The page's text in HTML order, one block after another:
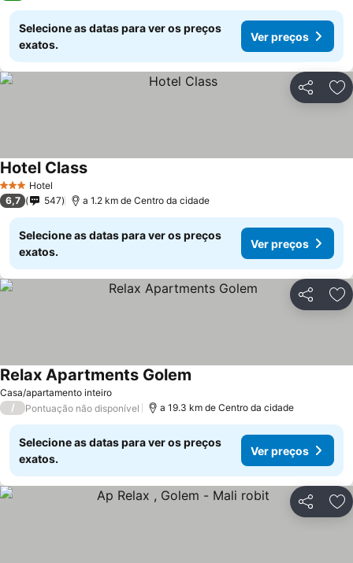
Selecione as datas para ver os preços
exatos.
Ver preços
Partilhar
3 EstrelasHotel
Hotel Class
6,7 547 a 1.2 km de Centro da cidade
Selecione as datas para ver os preços
exatos.
Ver preços
Partilhar
Casa/apartamento inteiro
Relax Apartments Golem
/ Pontuação não disponível a 19.3 km de Centro da cidade
Selecione as datas para ver os preços
exatos.
Ver preços
Partilhar